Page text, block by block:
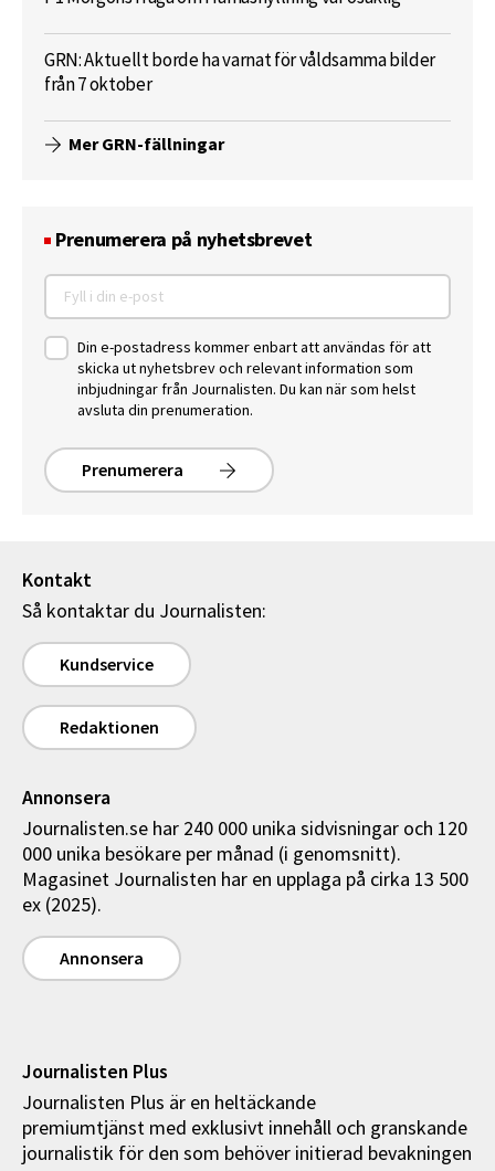
GRN: Aktuellt borde ha varnat för våldsamma bilder
från 7 oktober
Mer GRN-fällningar
Prenumerera på nyhetsbrevet
Din e-postadress kommer enbart att användas för att
skicka ut nyhetsbrev och relevant information som
inbjudningar från Journalisten. Du kan när som helst
avsluta din prenumeration.
Prenumerera
Kontakt
Så kontaktar du Journalisten:
Kundservice
Redaktionen
Annonsera
Journalisten.se har 240 000 unika sidvisningar och 120
000 unika besökare per månad (i genomsnitt).
Magasinet Journalisten har en upplaga på cirka 13 500
ex (2025).
Annonsera
Journalisten Plus
Journalisten Plus är en heltäckande
premiumtjänst med exklusivt innehåll och granskande
journalistik för den som behöver initierad bevakningen